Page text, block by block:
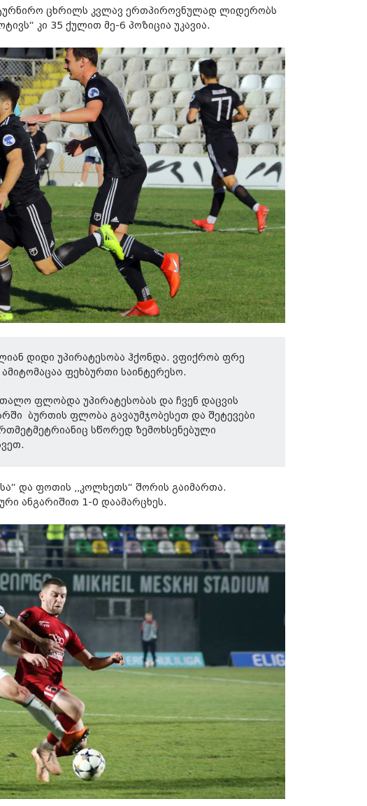
ცხრილს კვლავ ერთპიროვნულად ლიდერობს
კი 35 ქულით მე-6 პოზიცია უკავია.
დიდი უპირატესობა ჰქონდა. ვფიქრობ ფრე
ფეხბურთი საინტერესო.
ფლობდა უპირატესობას და ჩვენ დაცვის
ბურთის ფლობა გავაუმჯობესეთ და შეტევები
სწორედ ზემოხსენებული
და ფოთის ,,კოლხეთს“ შორის გაიმართა.
ანგარიშით 1-0 დაამარცხეს.